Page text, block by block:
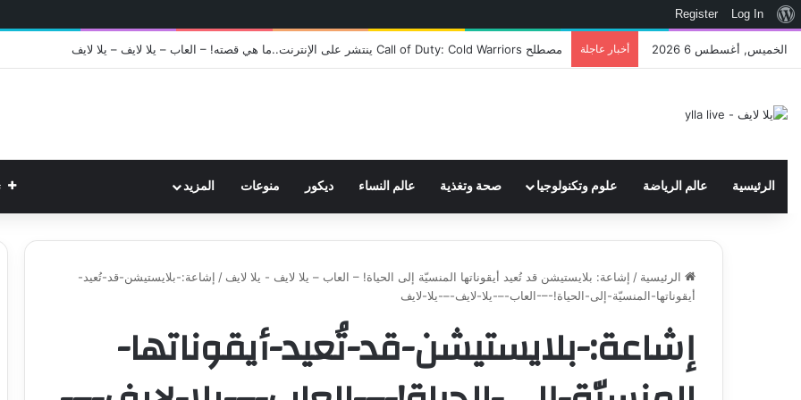
نبذة
ووردبريس
Log In
Register
الخميس, أغسطس 6 2026 أخبار عاجلة اتحاد WWE يسجل ثلاث علامات تجارية تتعلق في الألعاب..هل هناك إعلان قريب! – العاب – يلا لايف – يلا لايف
الرئيسية عالم الرياضة علوم وتكنولوجيا صحة وتغذية عالم النساء ديكور منوعات المزيد
الرئيسية / إشاعة: بلايستيشن قد تُعيد أيقوناتها المنسيّة إلى الحياة! – العاب – يلا لايف - يلا لايف / إشاعة:-بلايستيشن-قد-تُعيد-
أيقوناتها-المنسيّة-إلى-الحياة!-–-العاب-–-يلا-لايف-–-يلا-لايف
إشاعة:-بلايستيشن-قد-تُعيد-أيقوناتها-